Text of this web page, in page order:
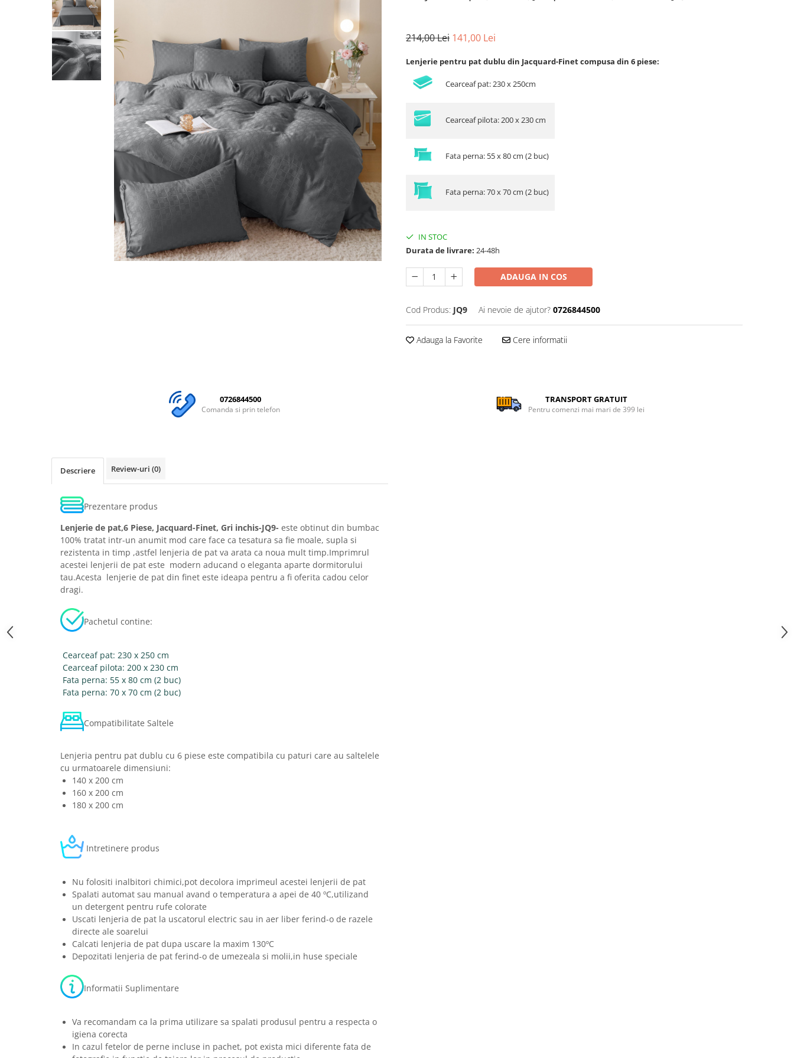
Lenjerii Creponate
Lenjerii de finet Iprimate Digital
Lenjerii de pat Bumbac 100%
Lenjerii de pat Finet + 2 Draperii
Lenjerii de pat Saten 4 piese cu
214,00 Lei 141,00 Lei
Lenjerie pentru pat dublu din Jacquard-Finet compusa din 6 piese:
Cearceaf pat: 230 x 250cm
Cearceaf pilota: 200 x 230 cm
Fata perna: 55 x 80 cm (2 buc)
Fata perna: 70 x 70 cm (2 buc)
IN STOC
Durata de livrare: 24-48h
ADAUGA IN COS
Cod Produs: JQ9 Ai nevoie de ajutor? 0726844500
Adauga la Favorite Cere informatii
0726844500
Comanda si prin telefon
TRANSPORT GRATUIT
Pentru comenzi mai mari de 399 lei
Descriere Review-uri (0)
Prezentare produs
Lenjerie de pat,6 Piese, Jacquard-Finet, Gri inchis-JQ9- este obtinut din bumbac
100% tratat intr-un anumit mod care face ca tesatura sa fie moale, supla si
rezistenta in timp ,astfel lenjeria de pat va arata ca noua mult timp.Imprimrul
acestei lenjerii de pat este modern aducand o eleganta aparte dormitorului
tau.Acesta lenjerie de pat din finet este ideapa pentru a fi oferita cadou celor
dragi.
Pachetul contine:
Cearceaf pat: 230 x 250 cm
Cearceaf pilota: 200 x 230 cm
Fata perna: 55 x 80 cm (2 buc)
Fata perna: 70 x 70 cm (2 buc)
Compatibilitate Saltele
Lenjeria pentru pat dublu cu 6 piese este compatibila cu paturi care au saltelele
cu urmatoarele dimensiuni:
140 x 200 cm
160 x 200 cm
180 x 200 cm
Intretinere produs
Nu folositi inalbitori chimici,pot decolora imprimeul acestei lenjerii de pat
Spalati automat sau manual avand o temperatura a apei de 40 ºC,utilizand
un detergent pentru rufe colorate
Uscati lenjeria de pat la uscatorul electric sau in aer liber ferind-o de razele
directe ale soarelui
Calcati lenjeria de pat dupa uscare la maxim 130ºC
Depozitati lenjeria de pat ferind-o de umezeala si molii,in huse speciale
Informatii Suplimentare
Va recomandam ca la prima utilizare sa spalati produsul pentru a respecta o
igiena corecta
In cazul fetelor de perne incluse in pachet, pot exista mici diferente fata de